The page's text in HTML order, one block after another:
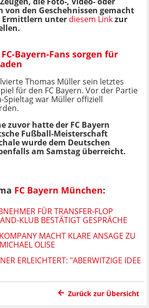
den Geschehnissen gemacht
Ermittlern unter diesem Linkzur
Bayern-Fans sorgen für
Thomas Müller sein letztes
für den FC Bayern. Vor der Partie
Spieltag war Müller offiziell
zuvor hatte der FC Bayern
Fußball-Meisterschaft
wurde dem Deutschen
am Samstag überreicht.
FC Bayern München:
FÜR TRANSFER-FLOP
KLUB BESTÄTIGT GESPRÄCHE
MACHT KLARE ANSAGE ZU
OLISE
ERLEICHTERT: "ABERWITZIGE IDEE
Zurück zur Übersicht